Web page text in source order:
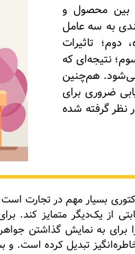
بین محصول و
به سه عامل
دوم؛ تاثیرات
نتیجه‌ای که
هم‌چنین
ضروری برای
نظر گرفته شده
بسیار مهم در تجارت
برای به نمایش گذاشتن
تبدیل کرده است.